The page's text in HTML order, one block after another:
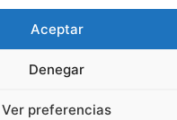
Aceptar
Denegar
Ver preferencias